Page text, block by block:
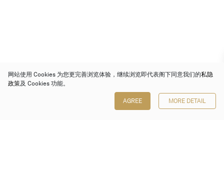
网站使用 Cookies 为您更完善浏览体验，继续浏览即代表阁下同意我们的私隐
政策及 Cookies 功能。
AGREE MORE DETAIL